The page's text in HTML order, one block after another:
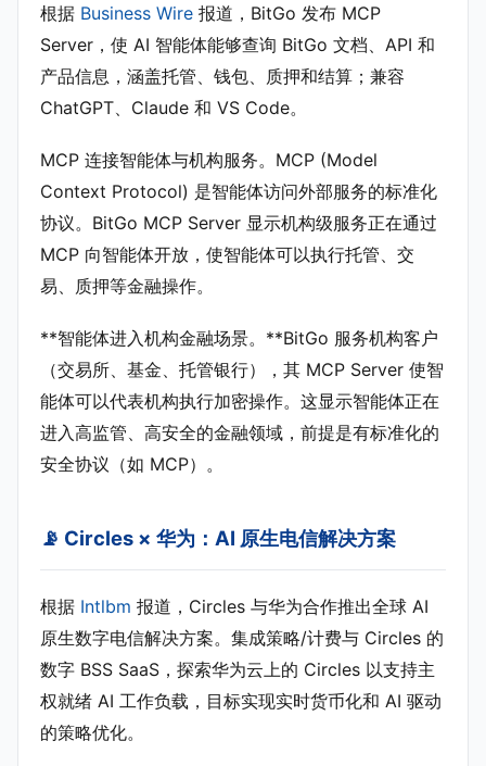
根据 Business Wire 报道，BitGo 发布 MCP
Server，使 AI 智能体能够查询 BitGo 文档、API 和
产品信息，涵盖托管、钱包、质押和结算；兼容
ChatGPT、Claude 和 VS Code。
MCP 连接智能体与机构服务。MCP (Model
Context Protocol) 是智能体访问外部服务的标准化
协议。BitGo MCP Server 显示机构级服务正在通过
MCP 向智能体开放，使智能体可以执行托管、交
易、质押等金融操作。
**智能体进入机构金融场景。**BitGo 服务机构客户
（交易所、基金、托管银行），其 MCP Server 使智
能体可以代表机构执行加密操作。这显示智能体正在
进入高监管、高安全的金融领域，前提是有标准化的
安全协议（如 MCP）。
📡 Circles × 华为：AI 原生电信解决方案
根据 Intlbm 报道，Circles 与华为合作推出全球 AI
原生数字电信解决方案。集成策略/计费与 Circles 的
数字 BSS SaaS，探索华为云上的 Circles 以支持主
权就绪 AI 工作负载，目标实现实时货币化和 AI 驱动
的策略优化。